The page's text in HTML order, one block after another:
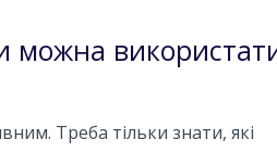
можна
Треба тільки знати, які